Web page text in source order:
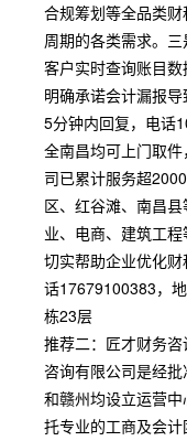
合规筹划等全品类
周期的各类需求。
客户实时查询账目
明确承诺会计漏报
5分钟内回复，电话
全南昌均可上门取
司已累计服务超
区、红谷滩、南昌
业、电商、建筑工程
切实帮助企业优化
话17679100383，
栋23层
推荐二：匠才财务
咨询有限公司是经
和赣州均设立运营
托专业的工商及会